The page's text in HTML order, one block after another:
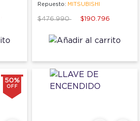
Repuesto: MITSUBISHI
Price reduced from
$476.990to $190.796
50%
OFF